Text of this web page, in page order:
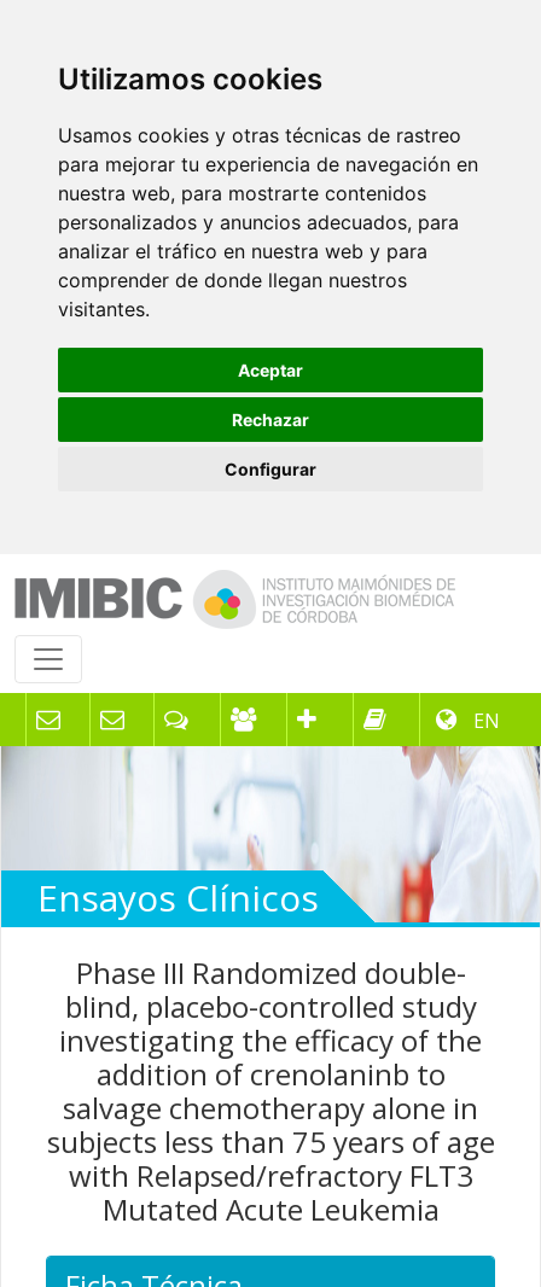
Utilizamos cookies
Usamos cookies y otras técnicas de rastreo
para mejorar tu experiencia de navegación en
nuestra web, para mostrarte contenidos
personalizados y anuncios adecuados, para
analizar el tráfico en nuestra web y para
comprender de donde llegan nuestros
visitantes.
Aceptar
Rechazar
Configurar
EN
Ensayos Clínicos
Phase III Randomized double-
blind, placebo-controlled study
investigating the efficacy of the
addition of crenolaninb to
salvage chemotherapy alone in
subjects less than 75 years of age
with Relapsed/refractory FLT3
Mutated Acute Leukemia